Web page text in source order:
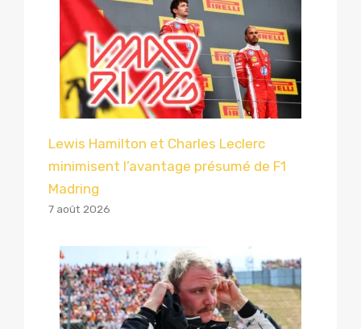
Lewis Hamilton et Charles Leclerc
minimisent l’avantage présumé de F1
Madring
7 août 2026